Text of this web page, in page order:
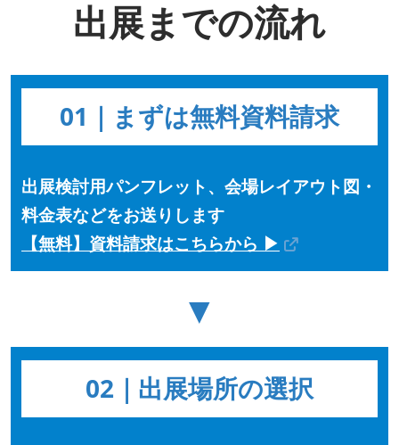
出展までの流れ
01｜まずは無料資料請求
出展検討用パンフレット、会場レイアウト図・
料金表などをお送りします
【無料】資料請求はこちらから ▶
▼
02｜出展場所の選択